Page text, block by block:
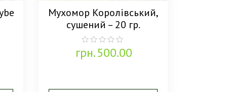
Мухомор Королівський,
сушений – 20 гр.
0
out
грн.500.00